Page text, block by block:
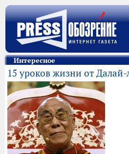
Интересное
15 уроков жизни от